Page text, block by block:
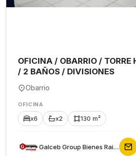
OFICINA / OBARRIO /
/ 2 BAÑOS / DIVISIONES
Obarrio
OFICINA
x6 x2 130 m²
Galceb Group Bienes Raices